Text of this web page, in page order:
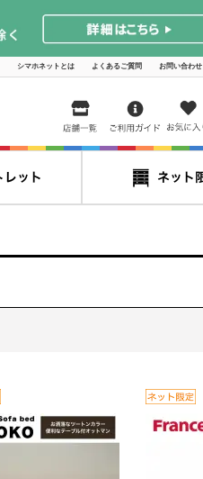
シマホネットとは よくあるご質問 お問い合わせ